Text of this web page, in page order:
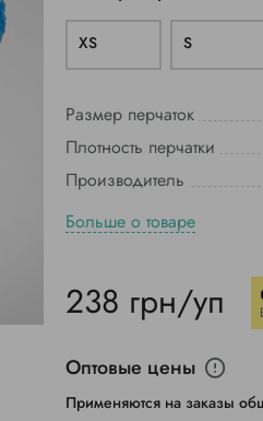
XS S
Размер перчаток
Плотность перчатки
Производитель
Больше о товаре
238 грн/уп
Оптовые цены
Применяются на заказы